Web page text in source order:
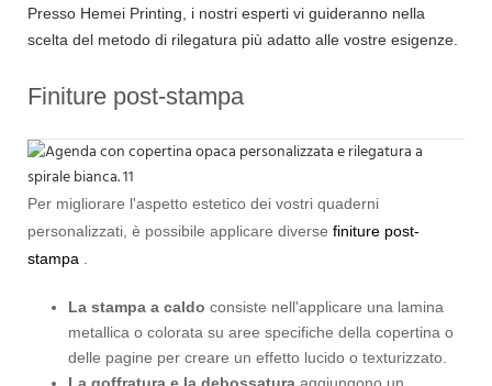
Presso Hemei Printing, i nostri esperti vi guideranno nella
scelta del metodo di rilegatura più adatto alle vostre esigenze.
Finiture post-stampa
Per migliorare l'aspetto estetico dei vostri quaderni
personalizzati, è possibile applicare diverse finiture post-
stampa
La stampa a caldo consiste nell'applicare una lamina
metallica o colorata su aree specifiche della copertina o
delle pagine per creare un effetto lucido o texturizzato.